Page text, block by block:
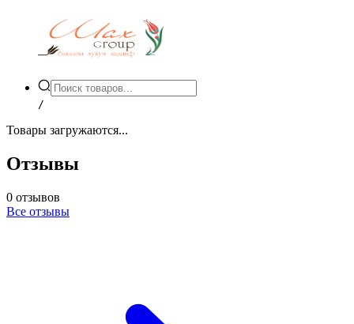
/
Товары загружаются...
Отзывы
0 отзывов
Все отзывы